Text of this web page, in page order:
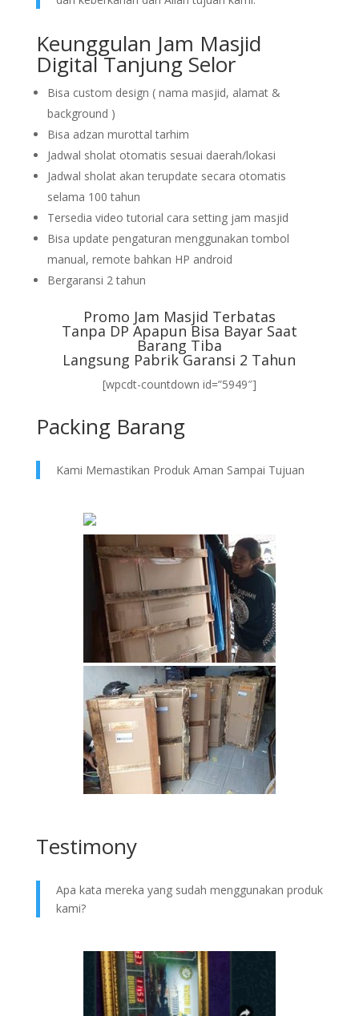
Keunggulan Jam Masjid
Digital Tanjung Selor
Bisa custom design ( nama masjid, alamat &
background )
Bisa adzan murottal tarhim
Jadwal sholat otomatis sesuai daerah/lokasi
Jadwal sholat akan terupdate secara otomatis
selama 100 tahun
Tersedia video tutorial cara setting jam masjid
Bisa update pengaturan menggunakan tombol
manual, remote bahkan HP android
Bergaransi 2 tahun
Promo Jam Masjid Terbatas
Tanpa DP Apapun Bisa Bayar Saat
Barang Tiba
Langsung Pabrik Garansi 2 Tahun
[wpcdt-countdown id=”5949″]
Packing Barang
Kami Memastikan Produk Aman Sampai Tujuan
Testimony
Apa kata mereka yang sudah menggunakan produk
kami?